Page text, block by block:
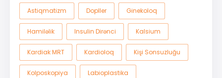
Astiqmatizm Dopller Ginekoloq
Hamiləlik Insulin Dirənci Kalsium
Kardiak MRT Kardioloq Kişi Sonsuzluğu
Kolposkopiya Labioplastika